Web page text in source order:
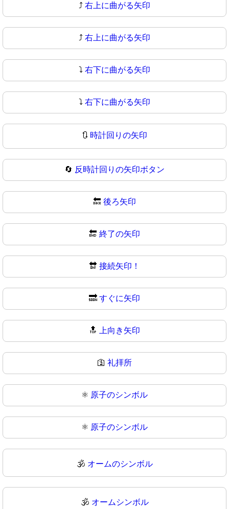
⤴️ 右上に曲がる矢印
⤴ 右上に曲がる矢印
⤵️ 右下に曲がる矢印
⤵ 右下に曲がる矢印
🔃 時計回りの矢印
🔄 反時計回りの矢印ボタン
🔙 後ろ矢印
🔚 終了の矢印
🔛 接続矢印！
🔜 すぐに矢印
🔝 上向き矢印
🛐 礼拝所
⚛️ 原子のシンボル
⚛ 原子のシンボル
🕉️ オームのシンボル
🕉 オームシンボル